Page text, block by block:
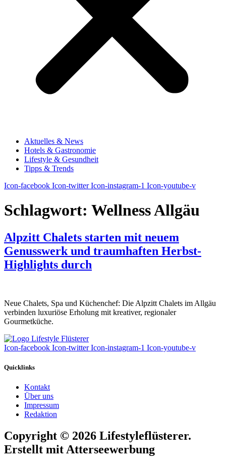
Aktuelles & News
Hotels & Gastronomie
Lifestyle & Gesundheit
Tipps & Trends
Icon-facebook Icon-twitter Icon-instagram-1 Icon-youtube-v
Schlagwort: Wellness Allgäu
Alpzitt Chalets starten mit neuem
Genusswerk und traumhaften Herbst-
Highlights durch
Neue Chalets, Spa und Küchenchef: Die Alpzitt Chalets im Allgäu
verbinden luxuriöse Erholung mit kreativer, regionaler
Gourmetküche.
Icon-facebook Icon-twitter Icon-instagram-1 Icon-youtube-v
Quicklinks
Kontakt
Über uns
Impressum
Redaktion
Copyright © 2026 Lifestyleflüsterer.
Erstellt mit Atterseewerbung